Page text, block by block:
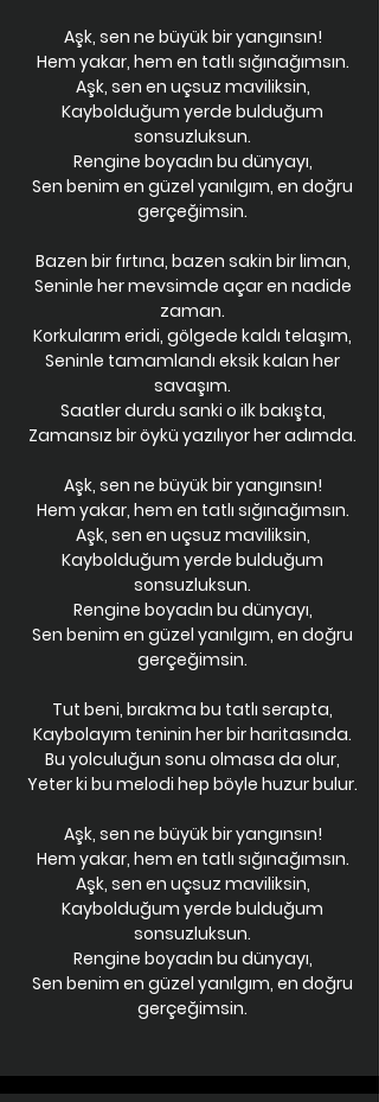
Aşk, sen ne büyük bir yangınsın!
Hem yakar, hem en tatlı sığınağımsın.
Aşk, sen en uçsuz maviliksin,
Kaybolduğum yerde bulduğum
sonsuzluksun.
Rengine boyadın bu dünyayı,
Sen benim en güzel yanılgım, en doğru
gerçeğimsin.
Bazen bir fırtına, bazen sakin bir liman,
Seninle her mevsimde açar en nadide
zaman.
Korkularım eridi, gölgede kaldı telaşım,
Seninle tamamlandı eksik kalan her
savaşım.
Saatler durdu sanki o ilk bakışta,
Zamansız bir öykü yazılıyor her adımda.
Aşk, sen ne büyük bir yangınsın!
Hem yakar, hem en tatlı sığınağımsın.
Aşk, sen en uçsuz maviliksin,
Kaybolduğum yerde bulduğum
sonsuzluksun.
Rengine boyadın bu dünyayı,
Sen benim en güzel yanılgım, en doğru
gerçeğimsin.
Tut beni, bırakma bu tatlı serapta,
Kaybolayım teninin her bir haritasında.
Bu yolculuğun sonu olmasa da olur,
Yeter ki bu melodi hep böyle huzur bulur.
Aşk, sen ne büyük bir yangınsın!
Hem yakar, hem en tatlı sığınağımsın.
Aşk, sen en uçsuz maviliksin,
Kaybolduğum yerde bulduğum
sonsuzluksun.
Rengine boyadın bu dünyayı,
Sen benim en güzel yanılgım, en doğru
gerçeğimsin.